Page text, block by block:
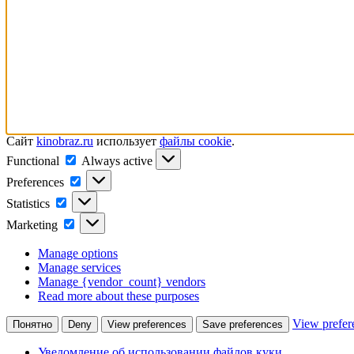
Сайт kinobraz.ru использует файлы cookie.
Functional
Functional
Always active
Preferences
Preferences
Statistics Statistics
Marketing Marketing
Manage options
Manage services
Manage {vendor_count} vendors
Read more about these purposes
Понятно Deny View preferences Save preferences View